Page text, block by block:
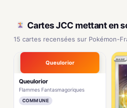
Cartes JCC mettant en
15 cartes recensées sur Pokémon-
Queulorior
Queulorior
Flammes Fantasmagoriques
COMMUNE